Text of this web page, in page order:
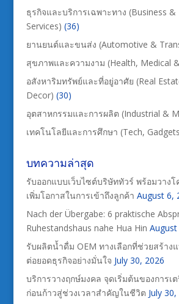
ธุรกิจและบริการเฉพาะทาง (Business &
Services) (36)
ยานยนต์และขนส่ง (Automotive &
สุขภาพและความงาม (Health, Medical
อสังหาริมทรัพย์และที่อยู่อาศัย (Real
Decor) (30)
อุตสาหกรรมและการผลิต (Industrial &
เทคโนโลยีและการศึกษา (Tech,
บทความล่าสุด
รับออกแบบเว็บไซต์บริษัททัวร์ พร้อมวางโ
เพิ่มโอกาสในการเข้าถึงลูกค้า August 6,
Nach der Übergabe: 6 praktische
Ruhestandshaus nahe Hua Hin
รับผลิตน้ำดื่ม OEM ทางเลือกที่ช่วยสร้าง
ต่อยอดธุรกิจอย่างมั่นใจ July 30, 2026
บริการวางฤกษ์มงคล จุดเริ่มต้นของการเ
ก่อนก้าวสู่ช่วงเวลาสำคัญในชีวิต July